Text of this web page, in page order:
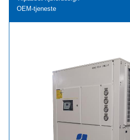
OEM-tjeneste